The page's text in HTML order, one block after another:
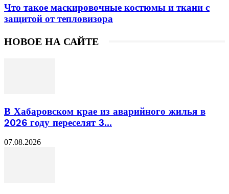
Что такое маскировочные костюмы и ткани с
защитой от тепловизора
НОВОЕ НА САЙТЕ
В Хабаровском крае из аварийного жилья в
2026 году переселят 3...
07.08.2026